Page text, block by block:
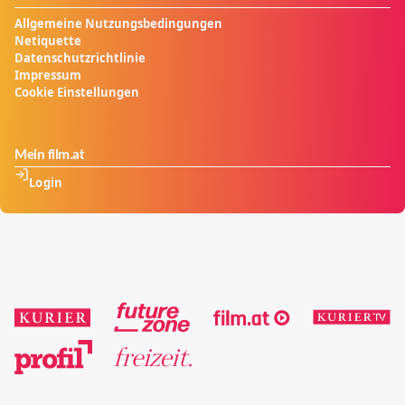
Allgemeine Nutzungsbedingungen
Netiquette
Datenschutzrichtlinie
Impressum
Cookie Einstellungen
Mein film.at
Login